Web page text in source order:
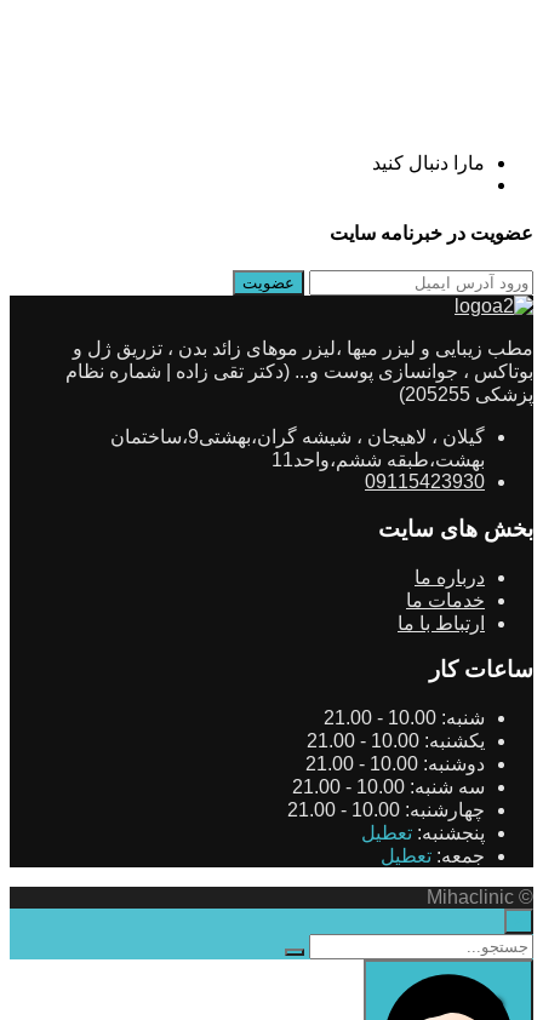
مارا دنبال کنید
عضویت در خبرنامه سایت
مطب زیبایی و لیزر میها ،لیزر موهای زائد بدن ، تزریق ژل و
بوتاکس ، جوانسازی پوست و... (دکتر تقی زاده | شماره نظام
پزشکی 205255)
گیلان ، لاهیجان ، شیشه گران،بهشتی9،ساختمان
بهشت،طبقه ششم،واحد11
09115423930
بخش های سایت
درباره ما
خدمات ما
ارتباط با ما
ساعات کار
شنبه: 10.00 - 21.00
یکشنبه: 10.00 - 21.00
دوشنبه: 10.00 - 21.00
سه شنبه: 10.00 - 21.00
چهارشنبه: 10.00 - 21.00
پنجشنبه: تعطیل
جمعه: تعطیل
© Mihaclinic